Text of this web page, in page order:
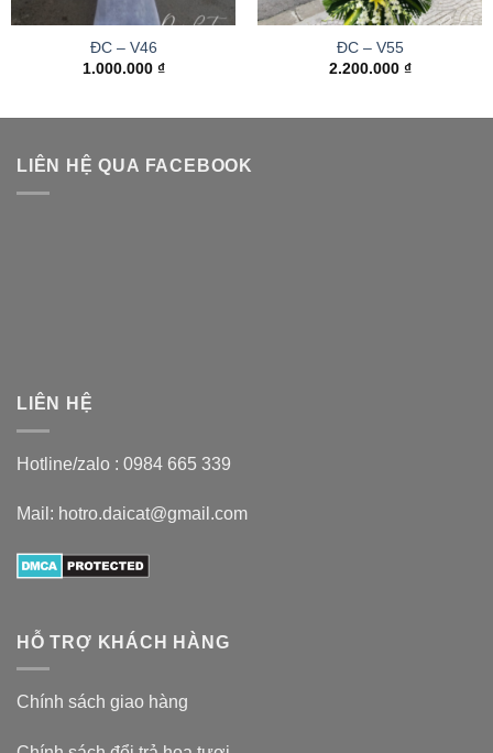
ĐC – V46
1.000.000 ₫
ĐC – V55
2.200.000 ₫
LIÊN HỆ QUA FACEBOOK
LIÊN HỆ
Hotline/zalo : 0984 665 339
Mail: hotro.daicat@gmail.com
HỖ TRỢ KHÁCH HÀNG
Chính sách giao hàng